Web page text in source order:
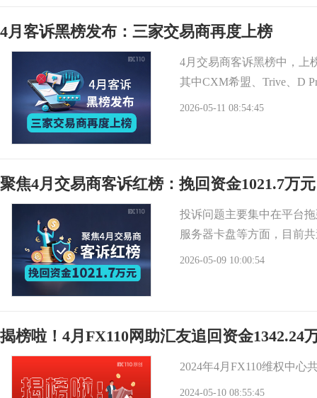
4月客诉黑榜发布：三家交易商再度上榜
4月交易商客诉黑榜中，上
其中CXM希盟、Trive、D
2026-05-11 08:54:45
聚焦4月交易商客诉红榜：挽回资金1021.7万元
投诉问题主要集中在平台
服务器卡盘等方面，目前
2026-05-09 10:00:54
揭榜啦！4月FX110网助汇友追回资金1342.24
2024年4月FX110维权中心
2024-05-10 08:55:45